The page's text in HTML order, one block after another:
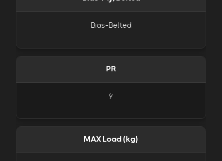
Bias-Belted
PR
6
MAX Load (kg)